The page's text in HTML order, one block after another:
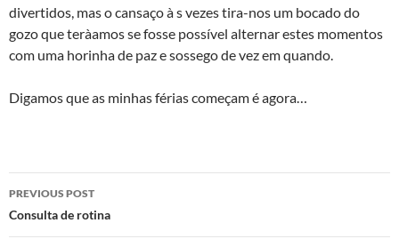
divertidos, mas o cansaço à s vezes tira-nos um bocado do
gozo que terà­amos se fosse possível alternar estes momentos
com uma horinha de paz e sossego de vez em quando.
Digamos que as minhas férias começam é agora…
Post
navigation
PREVIOUS POST
Consulta de rotina